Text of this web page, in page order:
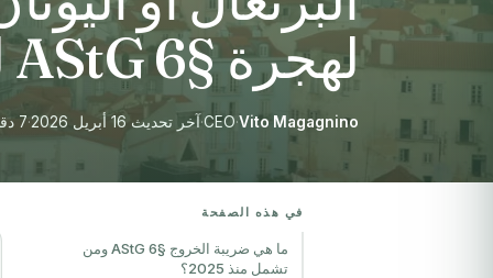
لهجرة §6 AStG لعام 2026
Vito Magagnino
·
CEO
·آخر تحديث 16 أبريل 2026 ·7 دقيقة قراءة
في هذه الصفحة
ما هي ضريبة الخروج §6 AStG ومن
تشمل منذ 2025؟